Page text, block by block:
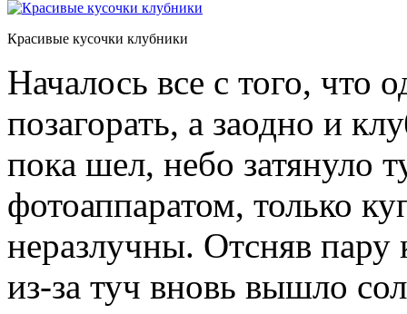
Красивые кусочки клубники
Началось все с того, что
позагорать, а заодно и
пока шел, небо затянуло
фотоаппаратом, только
неразлучны. Отсняв пару
из-за туч вновь вышло